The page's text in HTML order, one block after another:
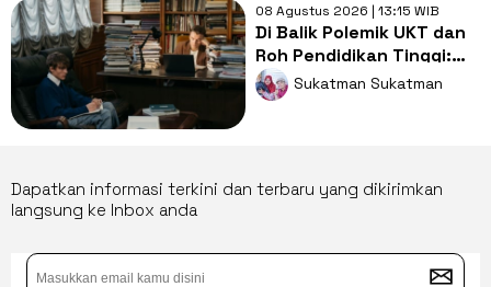
08 Agustus 2026 | 13:15 WIB
Di Balik Polemik UKT dan
Roh Pendidikan Tinggi:
Saatnya Kampus Elite
Berbagi dengan Kampus
Sukatman Sukatman
Dapatkan informasi terkini dan terbaru yang dikirimkan
langsung ke Inbox anda